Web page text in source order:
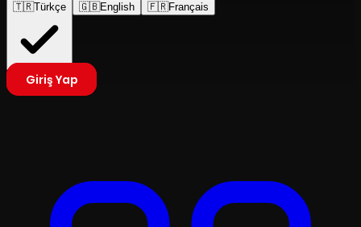
🇹🇷Türkçe 🇬🇧English 🇫🇷Français
Giriş Yap